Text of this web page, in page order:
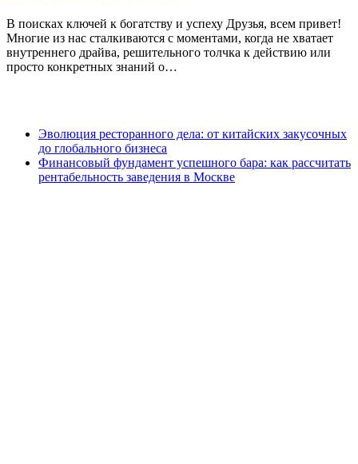
В поисках ключей к богатству и успеху Друзья, всем привет!
Многие из нас сталкиваются с моментами, когда не хватает
внутреннего драйва, решительного толчка к действию или
просто конкретных знаний о…
Эволюция ресторанного дела: от китайских закусочных
до глобального бизнеса
Финансовый фундамент успешного бара: как рассчитать
рентабельность заведения в Москве